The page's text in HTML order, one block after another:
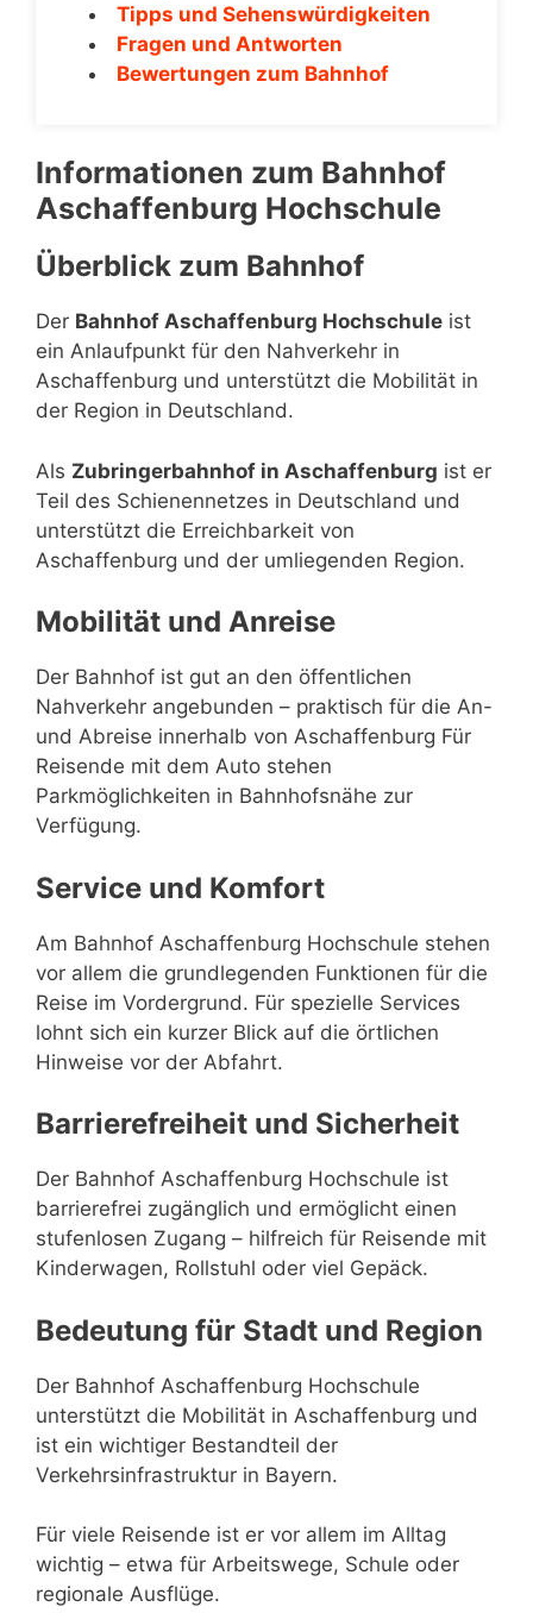
Tipps und Sehenswürdigkeiten
Fragen und Antworten
Bewertungen zum Bahnhof
Informationen zum Bahnhof
Aschaffenburg Hochschule
Überblick zum Bahnhof
Der Bahnhof Aschaffenburg Hochschule ist
ein Anlaufpunkt für den Nahverkehr in
Aschaffenburg und unterstützt die Mobilität in
der Region in Deutschland.
Als Zubringerbahnhof in Aschaffenburg ist er
Teil des Schienennetzes in Deutschland und
unterstützt die Erreichbarkeit von
Aschaffenburg und der umliegenden Region.
Mobilität und Anreise
Der Bahnhof ist gut an den öffentlichen
Nahverkehr angebunden – praktisch für die An-
und Abreise innerhalb von Aschaffenburg Für
Reisende mit dem Auto stehen
Parkmöglichkeiten in Bahnhofsnähe zur
Verfügung.
Service und Komfort
Am Bahnhof Aschaffenburg Hochschule stehen
vor allem die grundlegenden Funktionen für die
Reise im Vordergrund. Für spezielle Services
lohnt sich ein kurzer Blick auf die örtlichen
Hinweise vor der Abfahrt.
Barrierefreiheit und Sicherheit
Der Bahnhof Aschaffenburg Hochschule ist
barrierefrei zugänglich und ermöglicht einen
stufenlosen Zugang – hilfreich für Reisende mit
Kinderwagen, Rollstuhl oder viel Gepäck.
Bedeutung für Stadt und Region
Der Bahnhof Aschaffenburg Hochschule
unterstützt die Mobilität in Aschaffenburg und
ist ein wichtiger Bestandteil der
Verkehrsinfrastruktur in Bayern.
Für viele Reisende ist er vor allem im Alltag
wichtig – etwa für Arbeitswege, Schule oder
regionale Ausflüge.